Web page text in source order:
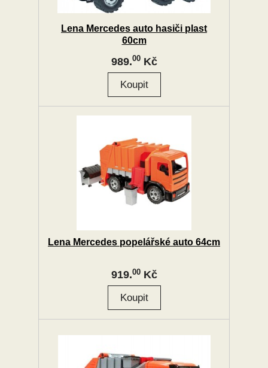
Lena Mercedes auto hasiči plast
60cm
989.00Kč
Lena Mercedes popelářské auto 64cm
919.00Kč